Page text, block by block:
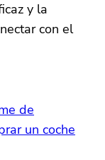
y la
con el
de
un coche